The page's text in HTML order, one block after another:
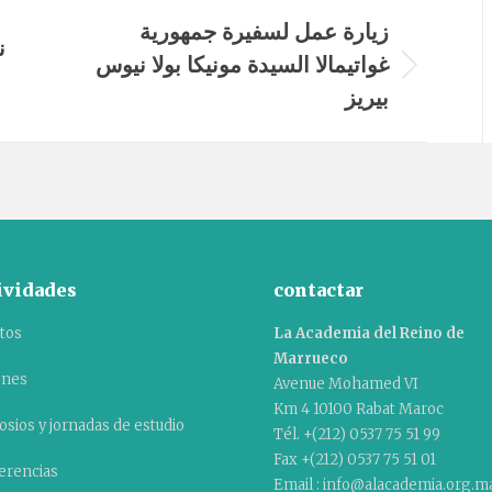
Álbum
زيارة عمل لسفيرة جمهورية
غواتيمالا السيدة مونيكا بولا نيوس
بيريز
y jornadas de estudio
contactar
La Academia del Reino de
Marrueco
Avenue Mohamed VI
Km 4 10100 Rabat Maroc
Tél. +(212) 0537 75 51 99
Fax +(212) 0537 75 51 01
Email :